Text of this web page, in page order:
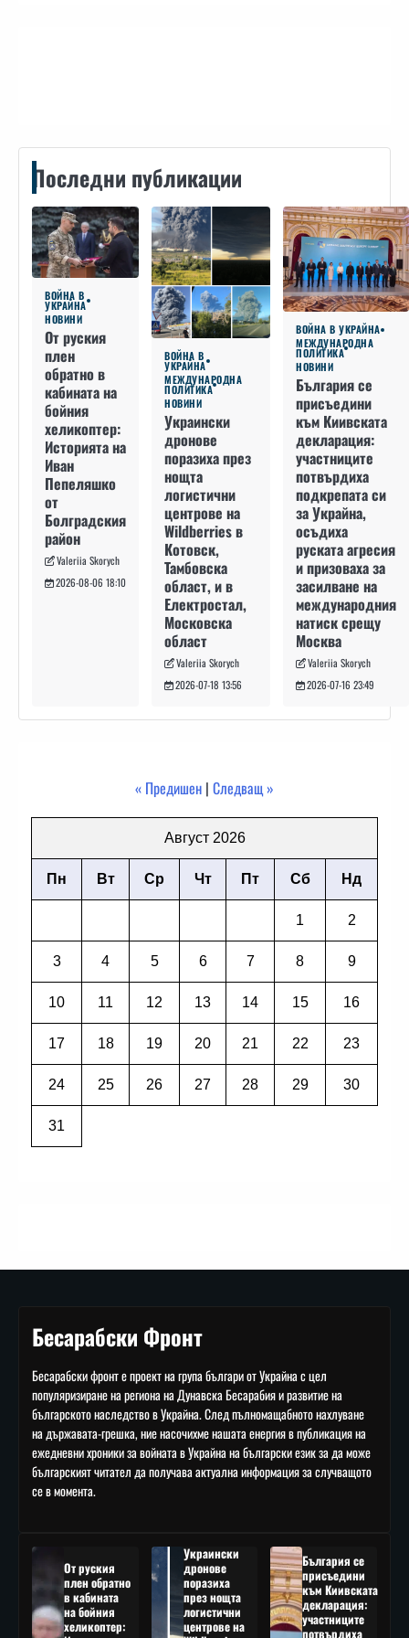
Последни публикации
ВОЙНА В
УКРАЙНА
НОВИНИ
От руския
плен
обратно в
кабината на
бойния
хеликоптер:
Историята на
Иван
Пепеляшко
от
Болградския
район
Valeriia Skorych
2026-08-06 18:10
ВОЙНА В
УКРАЙНА
МЕЖДУНАРОДНА
ПОЛИТИКА
НОВИНИ
Украински
дронове
поразиха през
нощта
логистични
центрове на
Wildberries в
Котовск,
Тамбовска
област, и в
Електростал,
Московска
област
Valeriia Skorych
2026-07-18 13:56
ВОЙНА В УКРАЙНА
МЕЖДУНАРОДНА
ПОЛИТИКА
НОВИНИ
България се
присъедини
към Киивската
декларация:
участниците
потвърдиха
подкрепата си
за Украйна,
осъдиха
руската агресия
и призоваха за
засилване на
международния
натиск срещу
Москва
Valeriia Skorych
2026-07-16 23:49
« Предишен | Следващ »
Август 2026
Пн Вт Ср Чт Пт Сб Нд
1 2
3 4 5 6 7 8 9
10 11 12 13 14 15 16
17 18 19 20 21 22 23
24 25 26 27 28 29 30
31
Бесарабски Фронт
Бесарабски фронт е проект на група българи от Украйна с цел
популяризиране на региона на Дунавска Бесарабия и развитие на
българското наследство в Украйна. След пълномащабното нахлуване
на държавата-грешка, ние насочихме нашата енергия в публикация на
ежедневни хроники за войната в Украйна на български език за да може
българският читател да получава актуална информация за случващото
се в момента.
От руския
плен обратно
в кабината
на бойния
хеликоптер:
Украински
дронове
поразиха
през нощта
логистични
центрове на
България се
присъедини
към Киивската
декларация:
участниците
потвърдиха